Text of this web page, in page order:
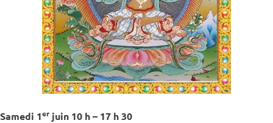
Samedi 1er juin 10 h – 17 h 30